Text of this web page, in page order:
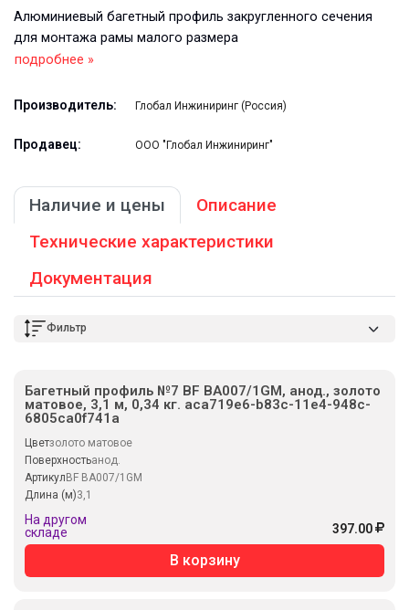
Алюминиевый багетный профиль закругленного сечения
для монтажа рамы малого размера
подробнее »
Производитель: Глобал Инжиниринг (Россия)
Продавец: ООО "Глобал Инжиниринг"
Наличие и цены
Описание
Технические характеристики
Документация
Фильтр
Багетный профиль №7 BF BA007/1GM, анод., золото
матовое, 3,1 м, 0,34 кг. aca719e6-b83c-11e4-948c-
6805ca0f741a
Цветзолото матовое
Поверхностьанод.
АртикулBF BA007/1GM
Длина (м)3,1
На другом
складе
397.00
В корзину